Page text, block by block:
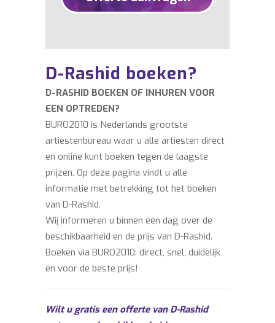
D-Rashid boeken?
D-RASHID BOEKEN OF INHUREN VOOR
EEN OPTREDEN?
BURO2010 is Nederlands grootste
artiestenbureau waar u alle artiesten direct
en online kunt boeken tegen de laagste
prijzen. Op deze pagina vindt u alle
informatie met betrekking tot het boeken
van D-Rashid.
Wij informeren u binnen één dag over de
beschikbaarheid en de prijs van D-Rashid.
Boeken via BURO2010: direct, snel, duidelijk
en voor de beste prijs!
Wilt u gratis een offerte van D-Rashid